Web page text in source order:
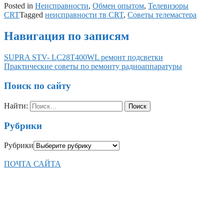
Posted in Неисправности, Обмен опытом, Телевизоры
CRTTagged неисправности тв CRT, Советы телемастера
Навигация по записям
SUPRA STV- LC28T400WL ремонт подсветки
Практические советы по ремонту радиоаппаратуры
Поиск по сайту
Найти:
Рубрики
Рубрики
ПОЧТА САЙТА